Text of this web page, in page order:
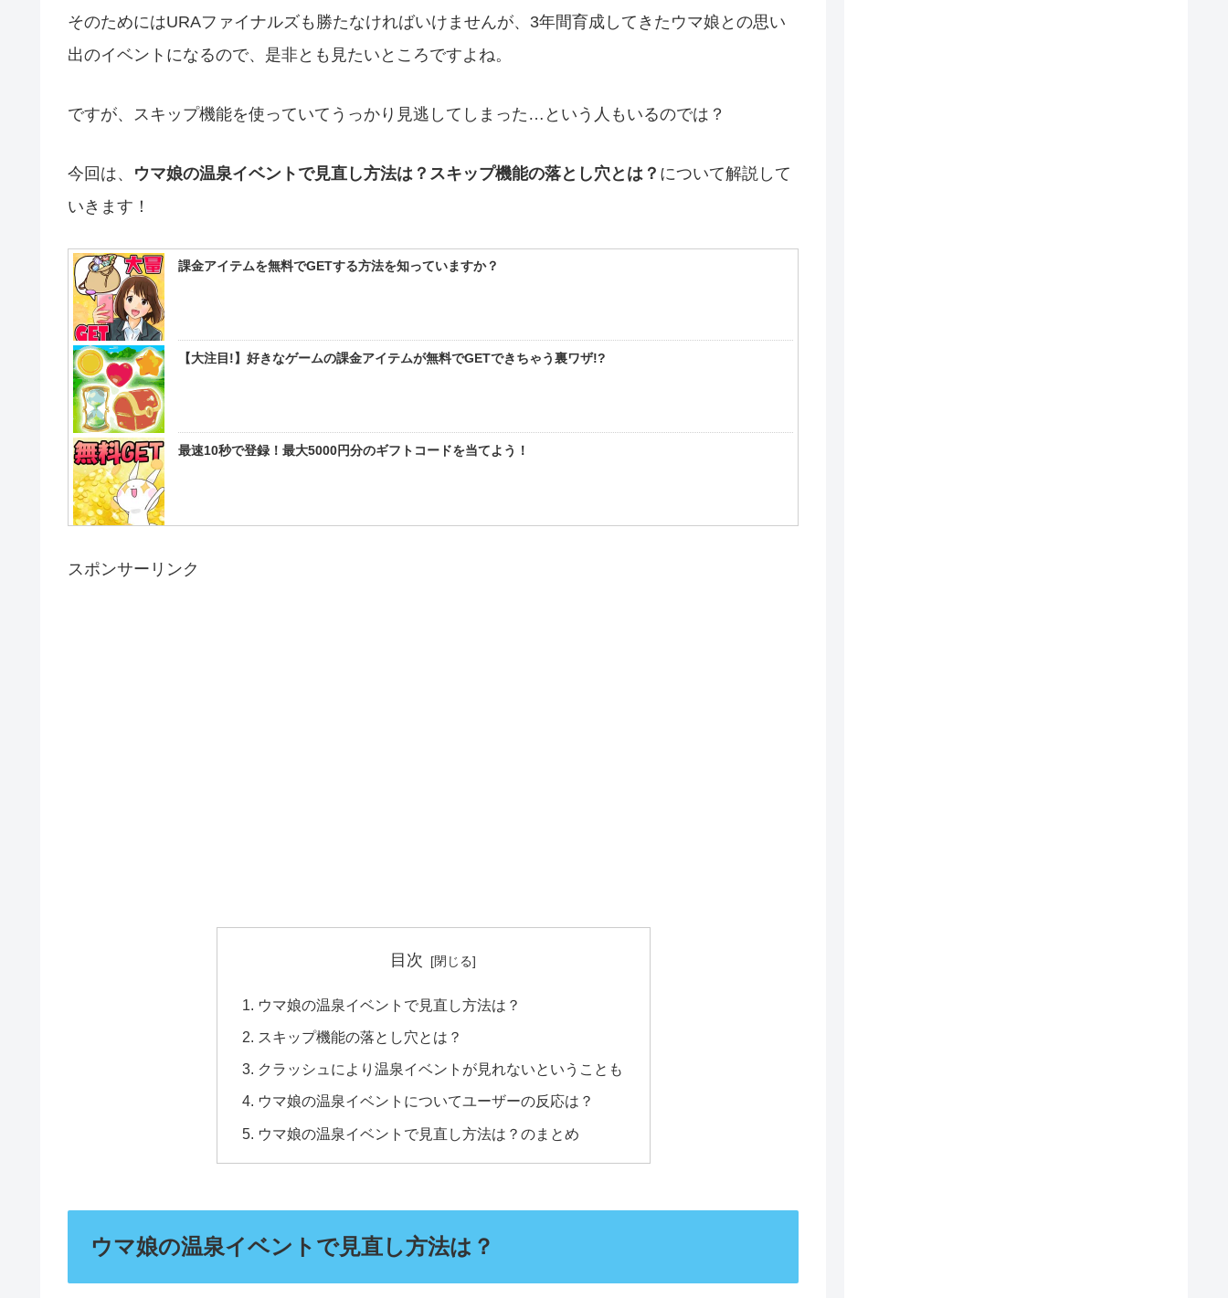
そのためにはURAファイナルズも勝たなければいけませんが、3年間育成してきたウマ娘との思い
出のイベントになるので、是非とも見たいところですよね。
ですが、スキップ機能を使っていてうっかり見逃してしまった…という人もいるのでは？
今回は、 ウマ娘の温泉イベントで見直し方法は？スキップ機能の落とし穴とは？ について解説して
いきます！
課金アイテムを無料でGETする方法を知っていますか？
【大注目!】好きなゲームの課金アイテムが無料でGETできちゃう裏ワザ!?
最速10秒で登録！最大5000円分のギフトコードを当てよう！
スポンサーリンク
目次
ウマ娘の温泉イベントで見直し方法は？
スキップ機能の落とし穴とは？
クラッシュにより温泉イベントが見れないということも
ウマ娘の温泉イベントについてユーザーの反応は？
ウマ娘の温泉イベントで見直し方法は？のまとめ
ウマ娘の温泉イベントで見直し方法は？